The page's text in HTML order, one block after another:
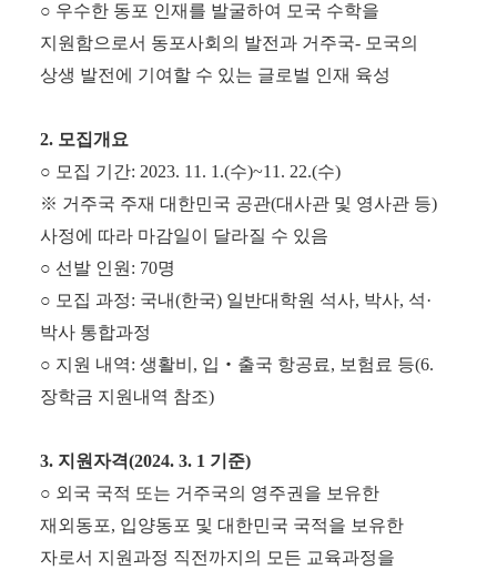
○ 우수한 동포 인재를 발굴하여 모국 수학을
지원함으로서 동포사회의 발전과 거주국- 모국의
상생 발전에 기여할 수 있는 글로벌 인재 육성
2. 모집개요
○ 모집 기간: 2023. 11. 1.(수)~11. 22.(수)
※ 거주국 주재 대한민국 공관(대사관 및 영사관 등)
사정에 따라 마감일이 달라질 수 있음
○ 선발 인원 : 70명
○ 모집 과정: 국내(한국) 일반대학원 석사, 박사, 석·
박사 통합과정
○ 지원 내역: 생활비 , 입 ‧ 출국 항공료, 보험료 등(6.
장학금 지원내역 참조)
3. 지원자격(2024. 3. 1 기준)
○ 외국 국적 또는 거주국의 영주권을 보유한
재외동포, 입양동포 및 대한민국 국적을 보유한
자로서 지원과정 직전까지의 모든 교육과정을